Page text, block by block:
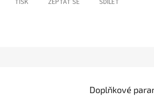
TISK ZEPTAT SE SDÍLET
Doplňkové